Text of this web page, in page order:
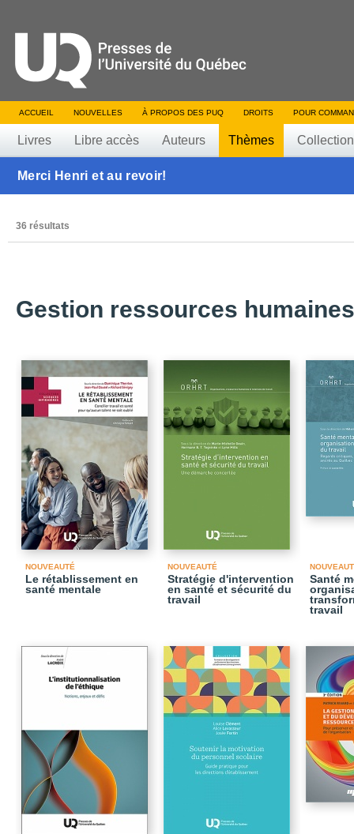
ACCUEIL NOUVELLES À PROPOS DES PUQ DROITS POUR
Livres Libre accès Auteurs Thèmes
Merci Henri et au revoir!
36 résultats
Gestion ressources
NOUVEAUTÉ
Le rétablissement en
santé mentale
NOUVEAUTÉ
Stratégie d'intervention
en santé et sécurité du
travail
Santé
travail